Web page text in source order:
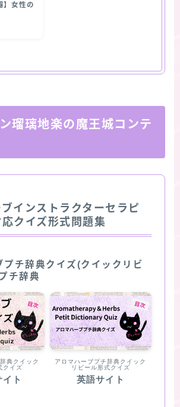
】女性の
瑠璃地楽の魔王城コンテ
インストラクターセラピ
クイズ形式問題集
プチ辞典クイズ(クイックリビ
チ辞典
典クイック
クイズ
ト
アロマハーブプチ辞典クイック
リビール形式クイズ
英語サイト